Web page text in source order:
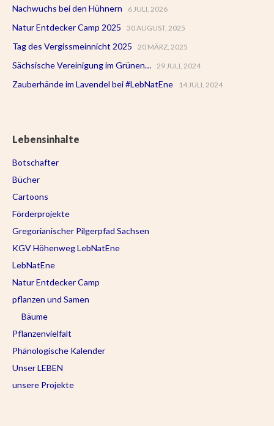
Nachwuchs bei den Hühnern 6 JULI, 2026
Natur Entdecker Camp 2025 30 AUGUST, 2025
Tag des Vergissmeinnicht 2025 20 MÄRZ, 2025
Sächsische Vereinigung im Grünen… 29 JULI, 2024
Zauberhände im Lavendel bei #LebNatEne 14 JULI, 2024
Lebensinhalte
Botschafter
Bücher
Cartoons
Förderprojekte
Gregorianischer Pilgerpfad Sachsen
KGV Höhenweg LebNatEne
LebNatEne
Natur Entdecker Camp
pflanzen und Samen
Bäume
Pflanzenvielfalt
Phänologische Kalender
Unser LEBEN
unsere Projekte